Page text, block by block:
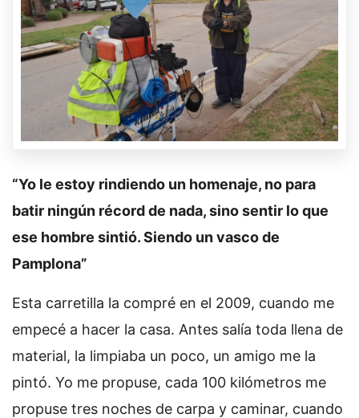
“Yo le estoy rindiendo un homenaje, no para
batir ningún récord de nada, sino sentir lo que
ese hombre sintió. Siendo un vasco de
Pamplona”
Esta carretilla la compré en el 2009, cuando me
empecé a hacer la casa. Antes salía toda llena de
material, la limpiaba un poco, un amigo me la
pintó. Yo me propuse, cada 100 kilómetros me
propuse tres noches de carpa y caminar, cuando